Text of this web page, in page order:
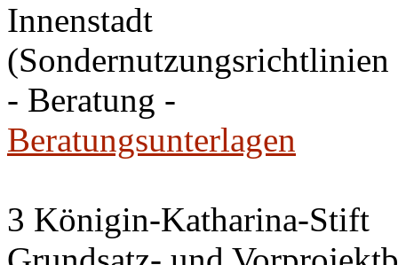
Innenstadt
(Sondernutzungsrichtlinien
- Beratung -
Beratungsunterlagen
3 Königin-Katharina-Stift